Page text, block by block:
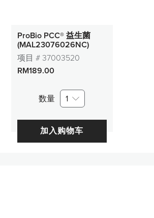
ProBio PCC® 益生菌
(MAL23076026NC)
项目 # 37003520
RM189.00
数量 1
加入购物车